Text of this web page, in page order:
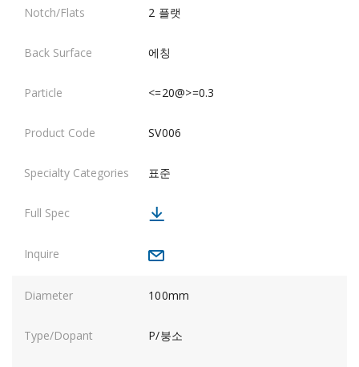
2 플랫
에칭
<=20@>=0.3
SV006
표준
100mm
P/붕소